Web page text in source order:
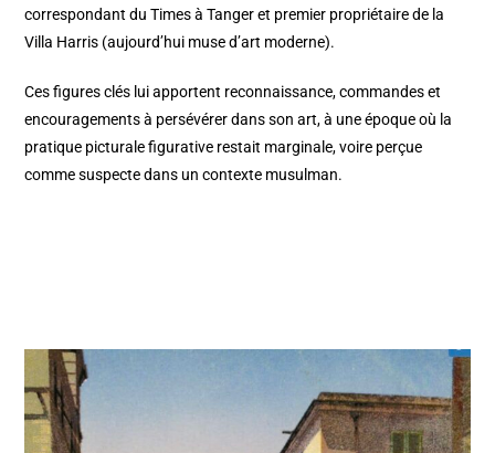
correspondant du Times à Tanger et premier propriétaire de la
Villa Harris (aujourd’hui muse d’art moderne).
Ces figures clés lui apportent reconnaissance, commandes et
encouragements à persévérer dans son art, à une époque où la
pratique picturale figurative restait marginale, voire perçue
comme suspecte dans un contexte musulman.